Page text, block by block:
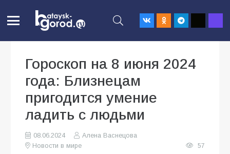
Гороскоп на 8 июня 2024
года: Близнецам
пригодится умение
ладить с людьми
08.06.2024
Алена Васнецова
Новости в мире
57